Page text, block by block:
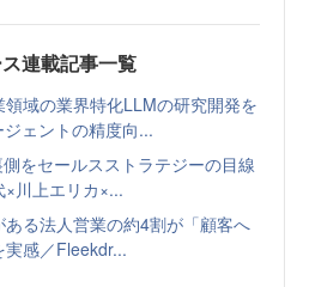
連載記事一覧
域の業界特化LLMの研究開発を
ェントの精度向...
側をセールスストラテジーの目線
川上エリカ×...
る法人営業の約4割が「顧客へ
感／Fleekdr...